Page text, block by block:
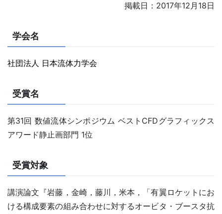
掲載日：2017年12月18日
学会名
社団法人 日本流体力学会
受賞名
第31回 数値流体シンポジウム ベストCFDグラフィックス
アワード静止画部門 1位
受賞対象
講演論文『岩藤，金崎，藤川，米本，「有翼ロケットにお
ける構成要素の組み合わせに対するオービタ・ブースタ抗